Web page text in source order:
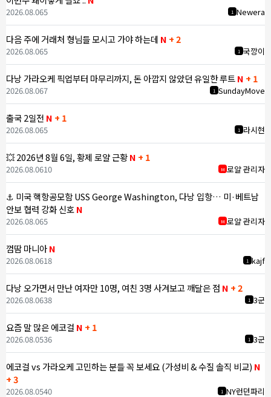
1 Newera
2026.08.065
다음 주에 거래처 형님들 모시고 가야 하는데 N + 2
1 국깡이
2026.08.065
다낭 가라오케 픽업부터 마무리까지, 돈 아깝지 않았던 유일한 루트N + 1
1 SundayMove
2026.08.067
출국 2일전 N + 1
1 라시현
2026.08.065
💥 2026년 8월 6일, 황제 로얄 근황N + 1
M 로얄 관리자
2026.08.0610
⚓ 미국 핵항공모함 USS George Washington, 다낭 입항… 미·베트남
안보 협력 강화 신호N
M 로얄 관리자
2026.08.065
껌땀 마니아N
1 kajf
2026.08.0618
다낭 오가면서 만난 여자만 10명, 여친 3명 사겨보고 깨달은 점 N + 2
1 3군
2026.08.0638
요즘 말 많은 에코걸 N + 1
1 3군
2026.08.0536
에코걸 vs 가라오케 고민하는 분들 꼭 보세요 (가성비 & 수질 솔직 비교) N
+ 3
1 NY런던파리
2026.08.0540